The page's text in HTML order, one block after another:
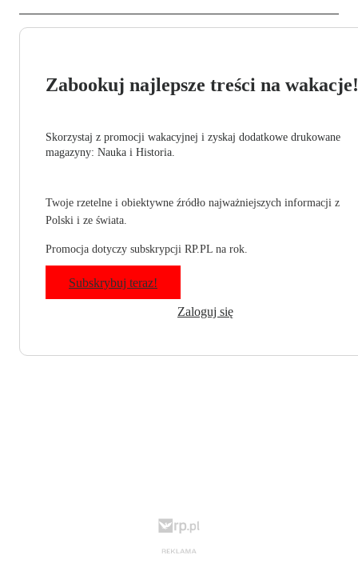
Zabookuj najlepsze treści na wakacje!
Skorzystaj z promocji wakacyjnej i zyskaj dodatkowe drukowane
magazyny: Nauka i Historia.
Twoje rzetelne i obiektywne źródło najważniejszych informacji z
Polski i ze świata.
Promocja dotyczy subskrypcji RP.PL na rok.
Subskrybuj teraz!
Zaloguj się